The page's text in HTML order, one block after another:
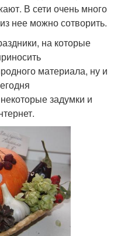
В сети очень много
нее можно сотворить.
на которые
материала, ну и
задумки и